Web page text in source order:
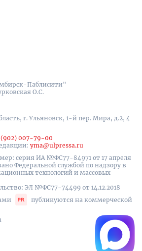
Паблисити"
О.С.
г. Ульяновск, 1-й пер. Мира, д.2, 4
007-79-00
yma@ulpressa.ru
серия ИА №ФС77-84971 от 17 апреля
Федеральной службой по надзору в
технологий и массовых
ЭЛ №ФС77-74499 от 14.12.2018
публикуются на коммерческой